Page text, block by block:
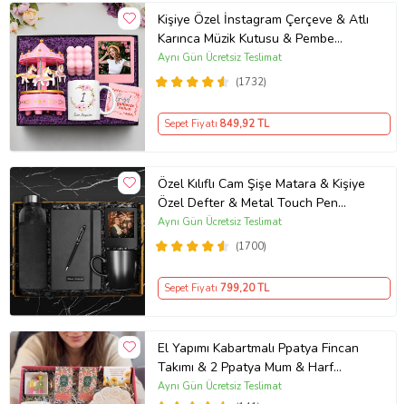
Kişiye Özel İnstagram Çerçeve & Atlı
Karınca Müzik Kutusu & Pembe
Bubble Mum & Kupa Hediye Seti
(1732)
Aynı Gün Ücretsiz Teslimat
Sepet Fiyatı 849,92 TL
Özel Kılıflı Cam Şişe Matara & Kişiye
Özel Defter & Metal Touch Pen
Kalem & Fotoğraf Çerçevesi & Siyah
Kupa Hediye Seti
(1700)
Aynı Gün Ücretsiz Teslimat
Sepet Fiyatı 799,20 TL
El Yapımı Kabartmalı Ppatya Fincan
Takımı & 2 Ppatya Mum & Harf
Anahtarlık & Kokulu Mendil Hediye
Aynı Gün Ücretsiz Teslimat